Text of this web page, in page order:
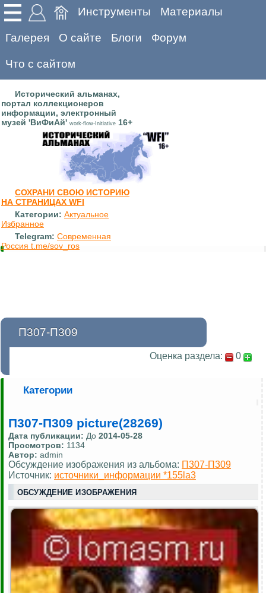
Инструменты Материалы
Галерея О сайте Блоги Форум
Что с сайтом
Исторический альманах,
портал коллекционеров
информации, электронный
музей 'ВиФиАй' work-flow-Initiative 16+
СОХРАНИ СВОЮ ИСТОРИЮ
НА СТРАНИЦАХ WFI
Категории: Актуальное
Избранное
Telegram: Современная
Россия t.me/sov_ros
П307-П309
Оценка раздела: 0
Категории
П307-П309 picture(28269)
Дата публикации: До 2014-05-28
Просмотров: 1134
Автор: admin
Обсуждение изображения из альбома: П307-П309
Источник: источники_информации *155la3
ОБСУЖДЕНИЕ ИЗОБРАЖЕНИЯ